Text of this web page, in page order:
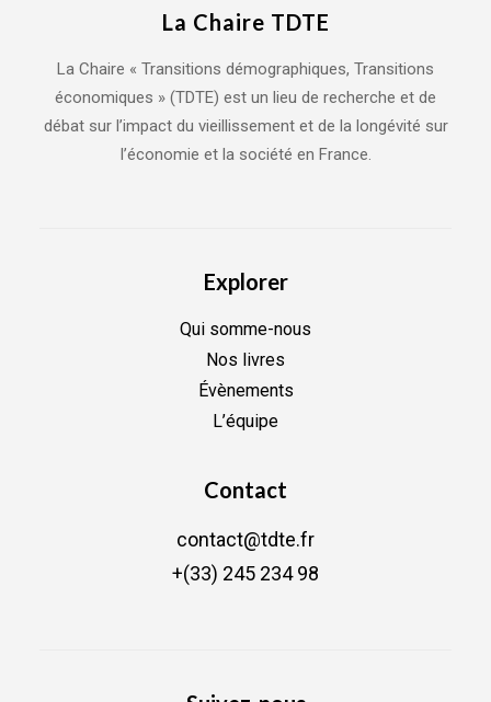
La Chaire TDTE
La Chaire « Transitions démographiques, Transitions
économiques » (TDTE) est un lieu de recherche et de
débat sur l’impact du vieillissement et de la longévité sur
l’économie et la société en France.
Explorer
Qui somme-nous
Nos livres
Évènements
L’équipe
Contact
contact@tdte.fr
+(33) 245 234 98